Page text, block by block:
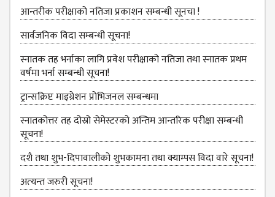
MANAGEMENT
DEPARTMENT
FACULTY
MEMBERS
TEACHING
NON
TEACHING
STAFFS
COURSES
आन्तरीक परीक्षाको नतिजा प्रकाशन सम्बन्धी सूनचा !
सार्वजनिक विदा सम्बन्धी सूचना!
स्नातक तह भर्नाका लागि प्रवेश परीक्षाको नतिजा तथा स्नातक प्रथम
वर्षमा भर्ना सम्बन्धी सूचना!
ट्रान्सक्रिप्ट माइग्रेशन प्रोभिजनल सम्बन्धमा
स्नातकोत्तर तह दोस्रो सेमेस्टरको अन्तिम आन्तरिक परीक्षा सम्बन्धी
सूचना!
दशै तथा शुभ-दिपावालीको शुभकामना तथा क्याम्पस विदा वारे सूचना!
अत्‍यन्‍त जरुरी सूचना!